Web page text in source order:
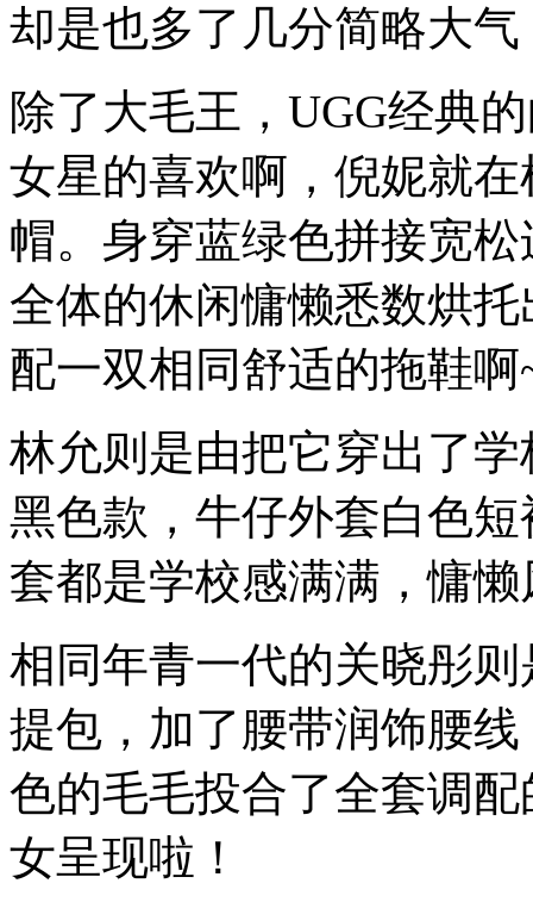
却是也多了几分简略大
除了大毛王，UGG经典
女星的喜欢啊，倪妮就
帽。身穿蓝绿色拼接宽
全体的休闲慵懒悉数烘
配一双相同舒适的拖鞋啊
林允则是由把它穿出了
黑色款，牛仔外套白色
套都是学校感满满，慵
相同年青一代的关晓彤
提包，加了腰带润饰腰
色的毛毛投合了全套调
女呈现啦！